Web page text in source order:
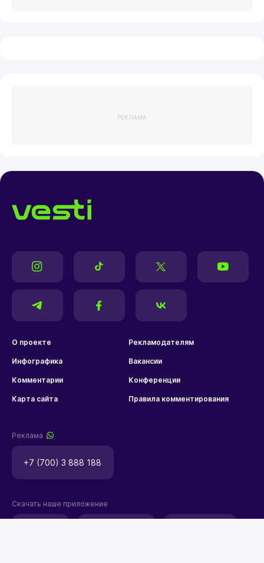
РЕКЛАМА
О проекте Рекламодателям
Инфографика Вакансии
Комментарии Конференции
Карта сайта Правила комментирования
Реклама
+7 (700) 3 888 188
Скачать наше приложение